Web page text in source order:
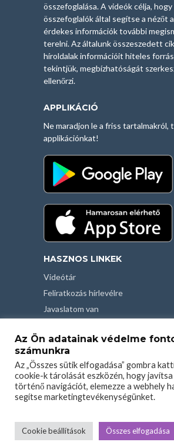
összefoglalása. A videók célja, hogy
összefoglalók által segítse a nézőt a
érdekes információk további
terelni. Az általunk összeszedett
híroldalak információit hiteles
tekintjük, megbízhatóságát
ellenőrzi.
APPLIKÁCIÓ
Ne maradjon le a friss tartalmakról,
applikációnkat!
HASZNOS LINKEK
Videótár
Feliratkozás hírlevélre
Javaslatom van
Felhasználási feltételek
Adatvédelmi tájékoztató
Az Ön adatainak védelme
számunkra
Az „Összes sütik elfogadása” gombra
cookie-k tárolását eszközén, hogy javítsa
történő navigációt, elemezze a webhely
segítse marketingtevékenységünket.
Cookie beállítások Összes elfogadása